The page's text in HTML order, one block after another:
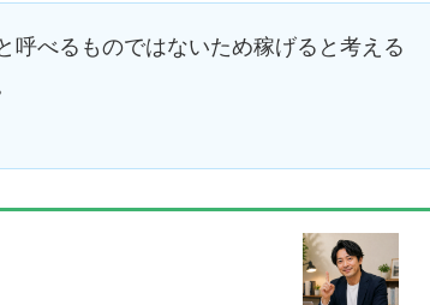
呼べるものではないため稼げると考える